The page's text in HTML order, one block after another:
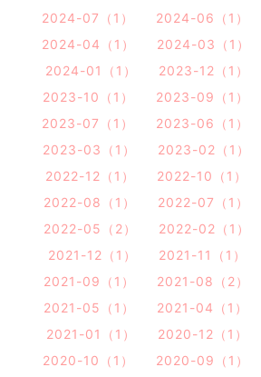
2024-07（1）
2024-06（1）
2024-04（1）
2024-03（1）
2024-01（1）
2023-12（1）
2023-10（1）
2023-09（1）
2023-07（1）
2023-06（1）
2023-03（1）
2023-02（1）
2022-12（1）
2022-10（1）
2022-08（1）
2022-07（1）
2022-05（2）
2022-02（1）
2021-12（1）
2021-11（1）
2021-09（1）
2021-08（2）
2021-05（1）
2021-04（1）
2021-01（1）
2020-12（1）
2020-10（1）
2020-09（1）